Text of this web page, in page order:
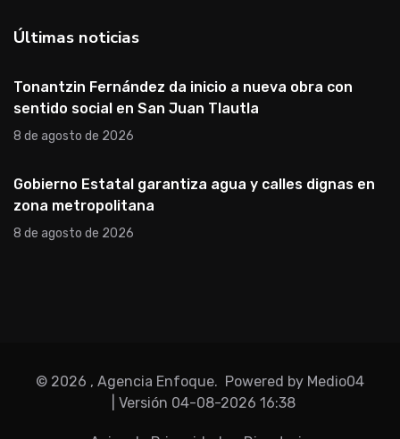
Últimas noticias
Tonantzin Fernández da inicio a nueva obra con
sentido social en San Juan Tlautla
8 de agosto de 2026
Gobierno Estatal garantiza agua y calles dignas en
zona metropolitana
8 de agosto de 2026
© 2026 , Agencia Enfoque. Powered by Medio04
| Versión 04-08-2026 16:38